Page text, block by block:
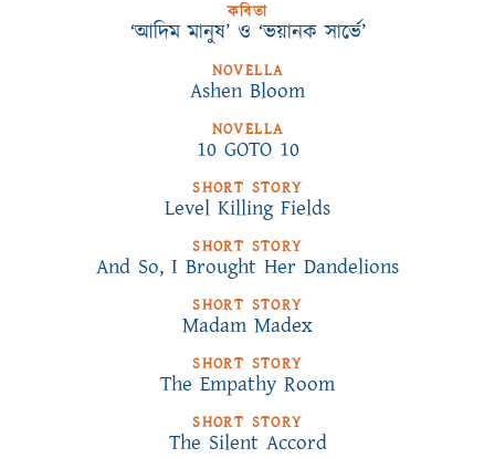
কবিতা
‘আদিম মানুষ’ ও ‘ভয়ানক সার্ভে’
NOVELLA
Ashen Bloom
NOVELLA
10 GOTO 10
SHORT STORY
Level Killing Fields
SHORT STORY
And So, I Brought Her Dandelions
SHORT STORY
Madam Madex
SHORT STORY
The Empathy Room
SHORT STORY
The Silent Accord